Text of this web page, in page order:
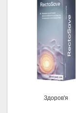
Здоров'я